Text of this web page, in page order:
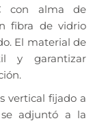
con alma de
fibra de vidrio
El material de
y garantizar
vertical fijado a
adjuntó a la